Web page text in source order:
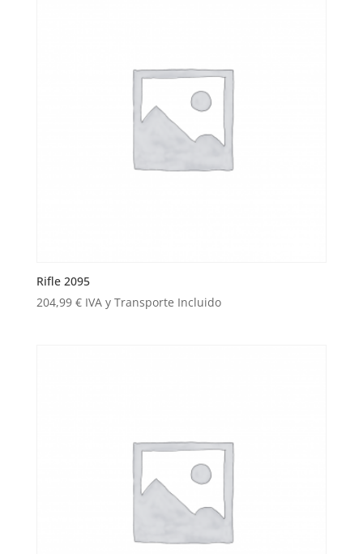
Rifle 2095
204,99 € IVA y Transporte Incluido